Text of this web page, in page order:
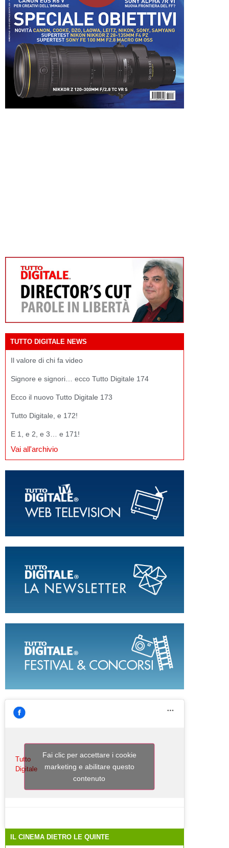
TUTTO DIGITALE NEWS
Il valore di chi fa video
Signore e signori… ecco Tutto Digitale 174
Ecco il nuovo Tutto Digitale 173
Tutto Digitale, e 172!
E 1, e 2, e 3… e 171!
Vai all'archivio
Tutto
Digitale
Fai clic per accettare i cookie
marketing e abilitare questo
contenuto
IL CINEMA DIETRO LE QUINTE